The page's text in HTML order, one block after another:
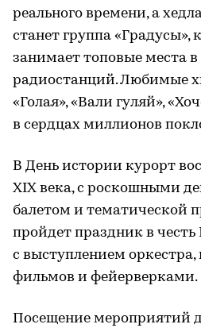
реального времени, а
станет группа «Градусы»,
занимает топовые места
радиостанций. Любимые
«Голая», «Вали гуляй»,
в сердцах миллионов
В День истории курорт
ХIХ века, с роскошными
балетом и тематической
пройдет праздник в
с выступлением
фильмов и фейерверками.
Посещение мероприятий